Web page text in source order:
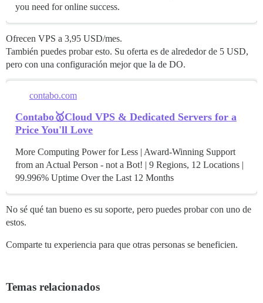
you need for online success.
Ofrecen VPS a 3,95 USD/mes.
También puedes probar esto. Su oferta es de alrededor de 5 USD,
pero con una configuración mejor que la de DO.
contabo.com
Contabo🥇Cloud VPS & Dedicated Servers for a
Price You'll Love
More Computing Power for Less | Award-Winning Support
from an Actual Person - not a Bot! | 9 Regions, 12 Locations |
99.996% Uptime Over the Last 12 Months
No sé qué tan bueno es su soporte, pero puedes probar con uno de
estos.
Comparte tu experiencia para que otras personas se beneficien.
Temas relacionados